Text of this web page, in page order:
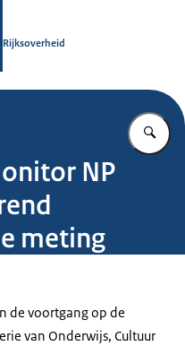
Rijksoverheid
NP
meting
de voortgang op de
van Onderwijs, Cultuur